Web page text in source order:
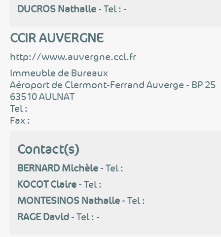
DUCROS Nathalie- Tel : -
CCIR AUVERGNE
http://www.auvergne.cci.fr
Immeuble de Bureaux
Aéroport de Clermont-Ferrand Auverge - BP 25
63510 AULNAT
Tel :
Fax :
Contact(s)
BERNARD Michèle- Tel :
KOCOT Claire- Tel :
MONTESINOS Nathalie- Tel :
RAGE David- Tel : -